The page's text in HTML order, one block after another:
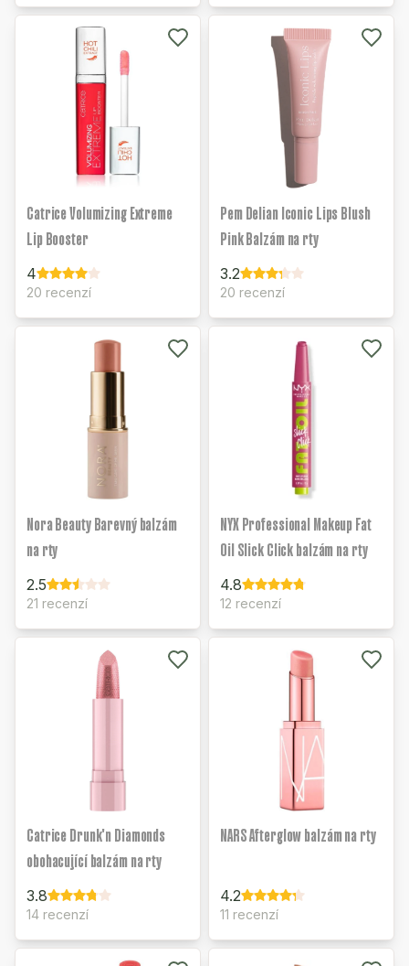
Catrice Volumizing Extreme
Lip Booster
4
20 recenzí
Pem Delian Iconic Lips Blush
Pink Balzám na rty
3.2
20 recenzí
Nora Beauty Barevný balzám
na rty
2.5
21 recenzí
NYX Professional Makeup Fat
Oil Slick Click balzám na rty
4.8
12 recenzí
Catrice Drunk'n Diamonds
obohacující balzám na rty
3.8
14 recenzí
NARS Afterglow balzám na rty
4.2
11 recenzí